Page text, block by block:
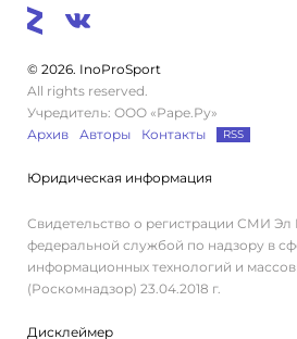
© 2026. InoProSport
All rights reserved.
Учредитель: ООО «Раре.Ру»
Архив
Авторы Контакты RSS
Юридическая информация
Свидетельство о регистрации СМИ
федеральной службой по надзору в
информационных технологий и
(Роскомнадзор) 23.04.2018 г.
Дисклеймер